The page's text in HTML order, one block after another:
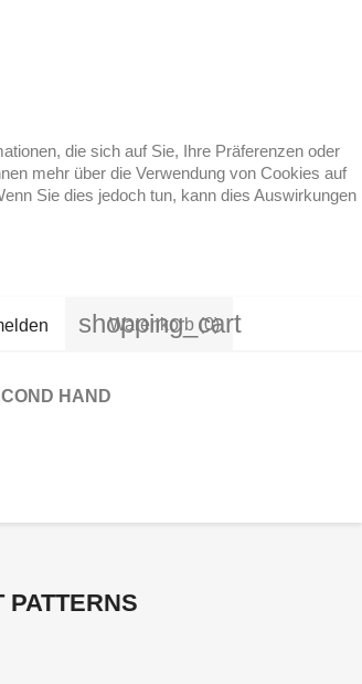
die sich auf Sie, Ihre Präferenzen oder
mehr über die Verwendung von Cookies auf
Sie dies jedoch tun, kann dies Auswirkungen
shopping_cart
Warenkorb (0)
HAND
PATTERNS